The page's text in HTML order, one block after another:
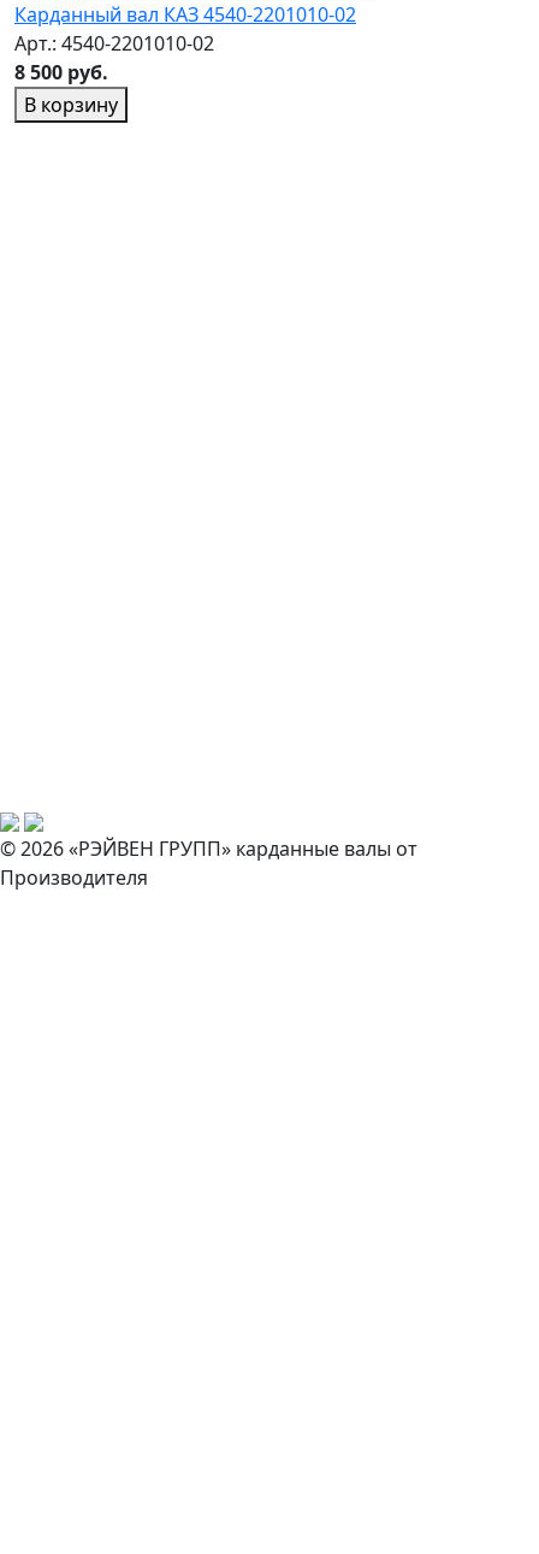
Карданный вал КАЗ 4540-2201010-02
Арт.: 4540-2201010-02
8 500 руб.
В корзину
© 2026 «РЭЙВЕН ГРУПП» карданные валы от
Производителя